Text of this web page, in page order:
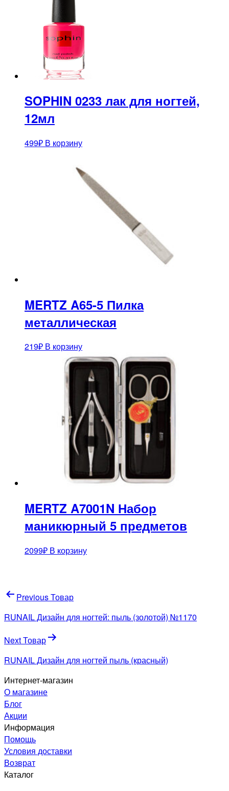
SOPHIN 0233 лак для ногтей,
12мл
499₽ В корзину
MERTZ A65-5 Пилка
металлическая
219₽ В корзину
MERTZ A7001N Набор
маникюрный 5 предметов
2099₽ В корзину
Навигация
по
записям
Previous Товар
RUNAIL Дизайн для ногтей: пыль (золотой) №1170
Next Товар
RUNAIL Дизайн для ногтей пыль (красный)
Интернет-магазин
О магазине
Блог
Акции
Информация
Помощь
Условия доставки
Возврат
Каталог